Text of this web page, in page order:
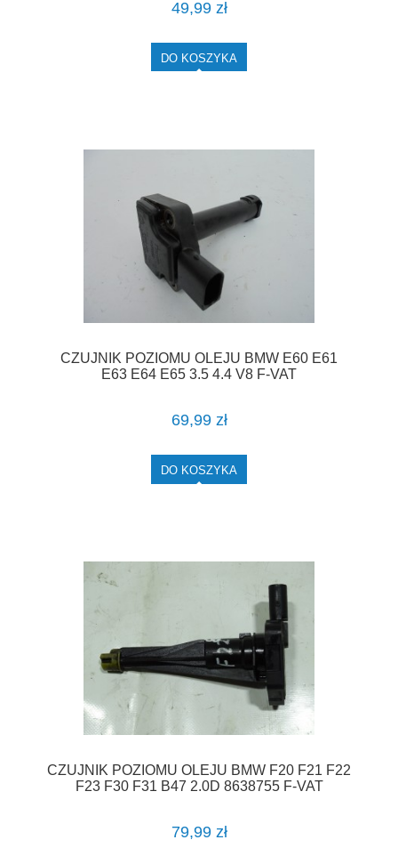
49,99 zł
DO KOSZYKA
CZUJNIK POZIOMU OLEJU BMW E60 E61
E63 E64 E65 3.5 4.4 V8 F-VAT
69,99 zł
DO KOSZYKA
CZUJNIK POZIOMU OLEJU BMW F20 F21 F22
F23 F30 F31 B47 2.0D 8638755 F-VAT
79,99 zł